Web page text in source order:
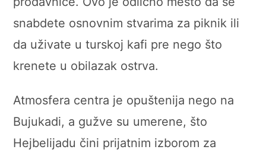
snabdete osnovnim stvarima za piknik ili
da uživate u turskoj kafi pre nego što
krenete u obilazak ostrva.
Atmosfera centra je opuštenija nego na
Bujukadi, a gužve su umerene, što
Hejbelijadu čini prijatnim izborom za